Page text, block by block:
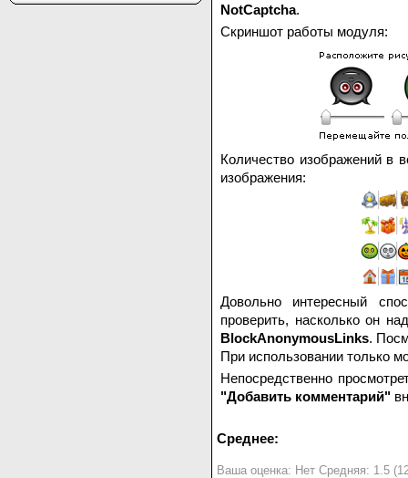
NotCaptcha.
Скриншот работы модуля:
Количество изображений в
изображения:
Довольно интересный
проверить, насколько он
BlockAnonymousLinks.
При использовании только
Непосредственно
"Добавить комментарий"
Среднее:
Ваша оценка: Нет Средняя: 1.5 (